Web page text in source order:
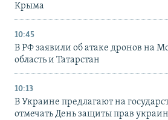
Крыма
10:45
В РФ заявили об атаке дронов на
область и Татарстан
10:13
В Украине предлагают на
отмечать День защиты прав